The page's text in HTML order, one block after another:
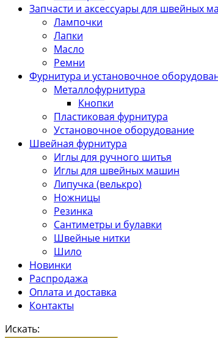
Запчасти и аксессуары для швейных
Лампочки
Лапки
Масло
Ремни
Фурнитура и установочное
Металлофурнитура
Кнопки
Пластиковая фурнитура
Установочное оборудование
Швейная фурнитура
Иглы для ручного шитья
Иглы для швейных машин
Липучка (велькро)
Ножницы
Резинка
Сантиметры и булавки
Швейные нитки
Шило
Новинки
Распродажа
Оплата и доставка
Контакты
Искать: